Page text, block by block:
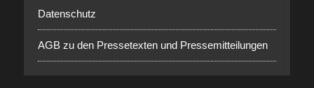
Datenschutz
AGB zu den Pressetexten und Pressemitteilungen